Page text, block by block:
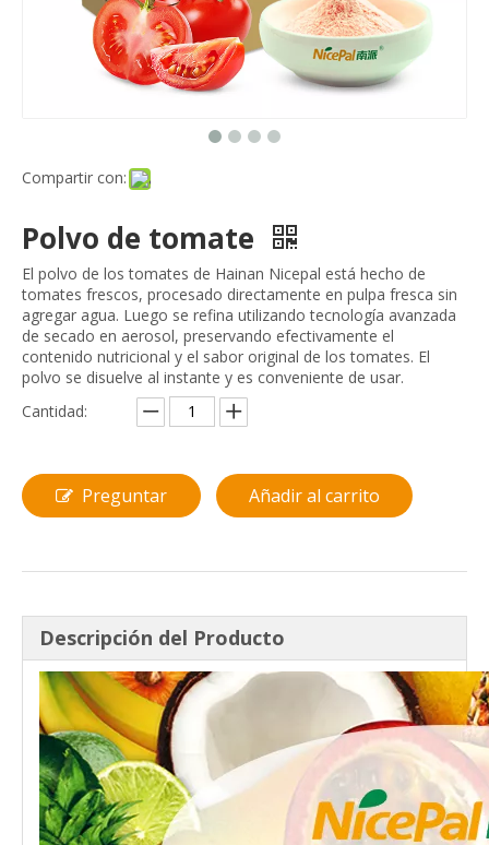
Compartir con:
Polvo de tomate
El polvo de los tomates de Hainan Nicepal está hecho de
tomates frescos, procesado directamente en pulpa fresca sin
agregar agua. Luego se refina utilizando tecnología avanzada
de secado en aerosol, preservando efectivamente el
contenido nutricional y el sabor original de los tomates. El
polvo se disuelve al instante y es conveniente de usar.
Cantidad:
Preguntar Añadir al carrito
Descripción del Producto